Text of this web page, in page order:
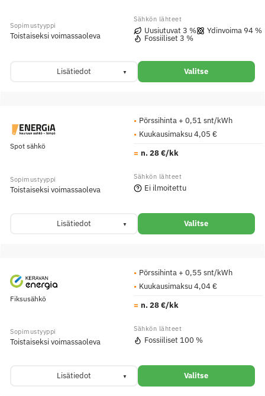
Toistaiseksi voimassaoleva
Uusiutuvat 3 % Ydinvoima 94 %
Fossiiliset 3 %
Lisätiedot Valitse
Spot sähkö
Pörssihinta + 0,51 snt/kWh
Kuukausimaksu 4,05 €
n. 28 €/kk
Toistaiseksi voimassaoleva Ei ilmoitettu
Lisätiedot Valitse
Fiksusähkö
Pörssihinta + 0,55 snt/kWh
Kuukausimaksu 4,04 €
n. 28 €/kk
Toistaiseksi voimassaoleva Fossiiliset 100 %
Lisätiedot Valitse